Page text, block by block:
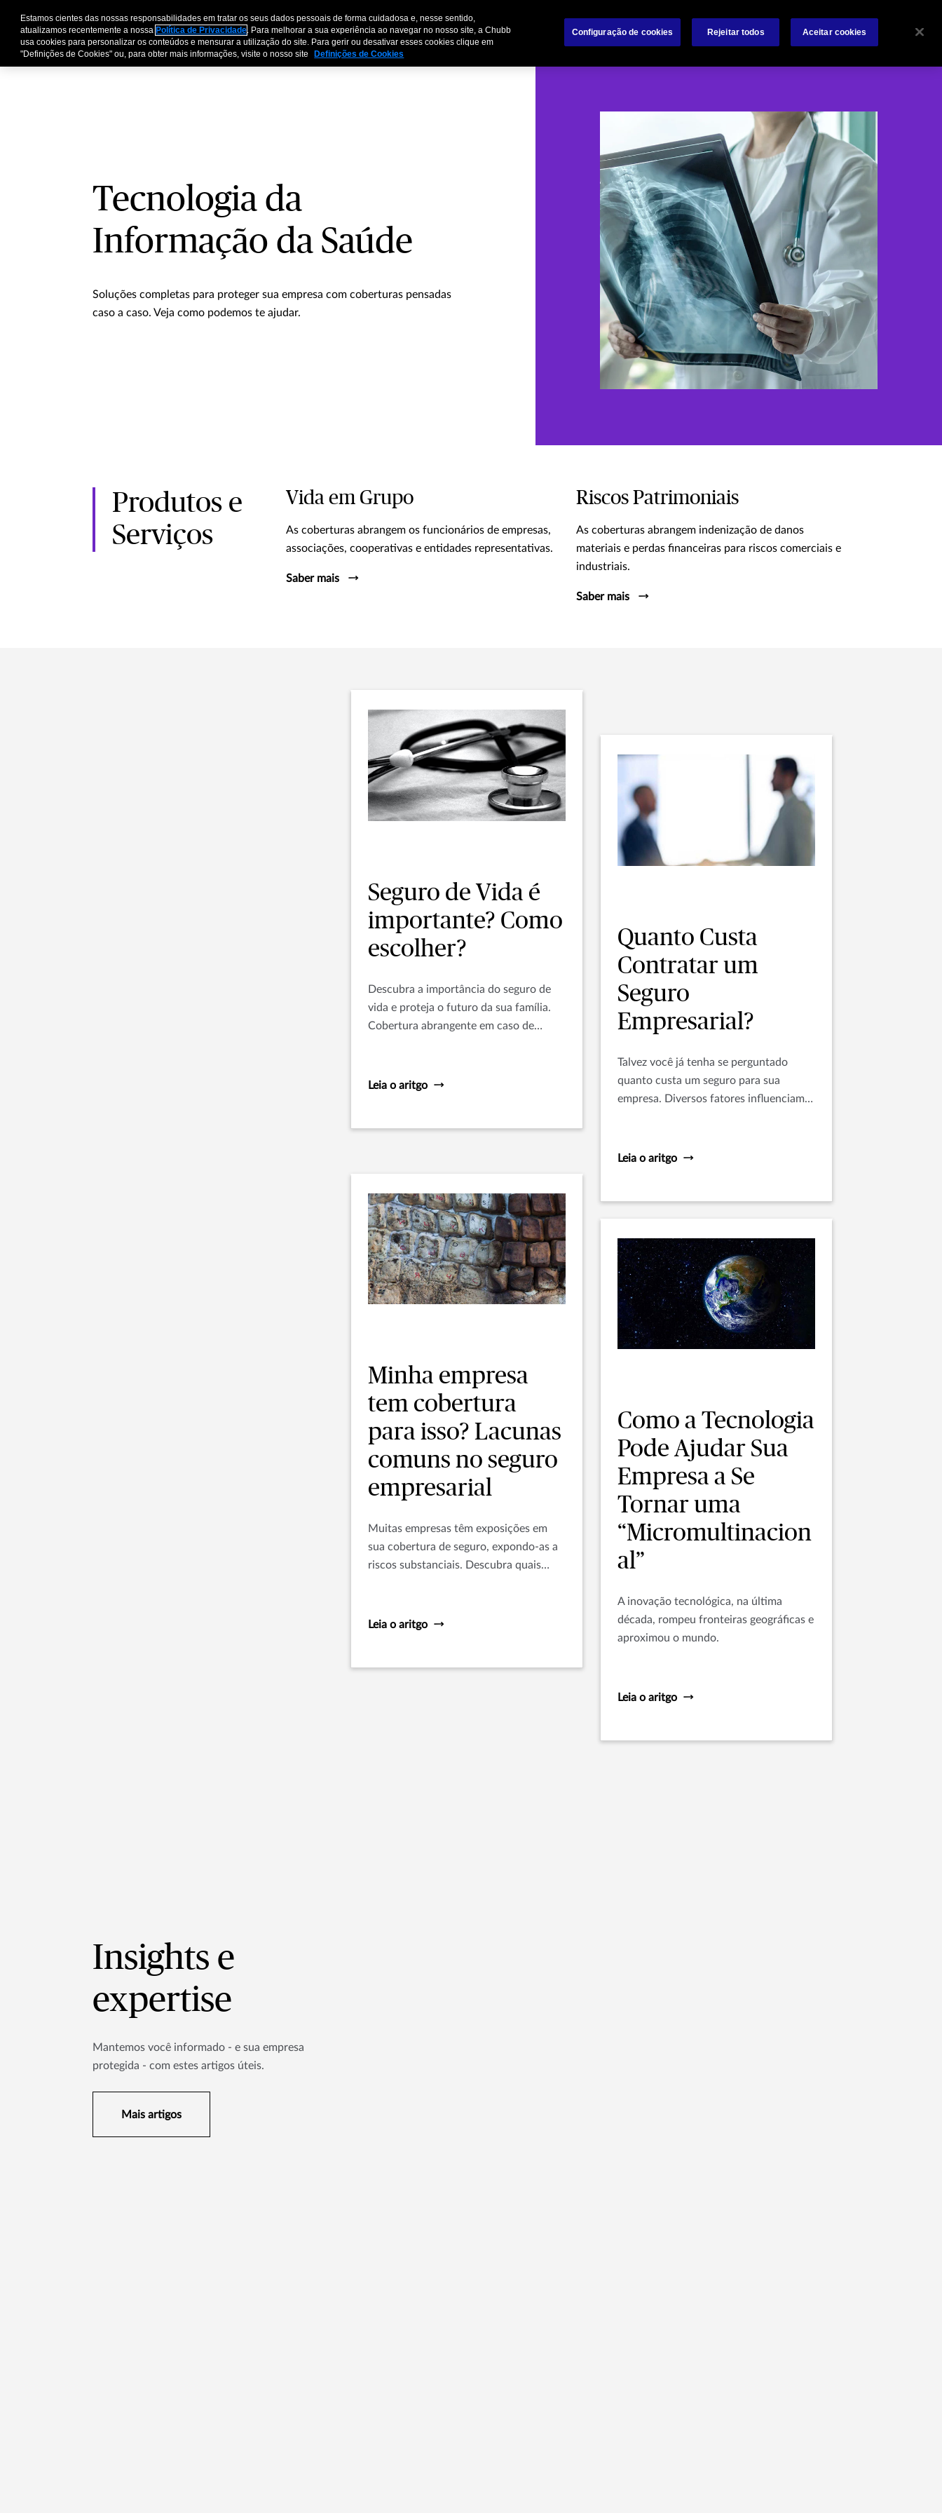
Pessoas e Família EmpresasParceiros de Negócios
Tecnologia da
Informação da Saúde
Soluções completas para proteger sua empresa com coberturas pensadas
caso a caso. Veja como podemos te ajudar.
Produtos e
Serviços
Vida em Grupo
As coberturas abrangem os funcionários de empresas,
associações, cooperativas e entidades representativas.
Saber mais
Riscos Patrimoniais
As coberturas abrangem indenização de danos
materiais e perdas financeiras para riscos comerciais e
industriais.
Saber mais
Insights e
expertise
Mantemos você informado - e sua empresa
protegida - com estes artigos úteis.
Mais artigos
Seguro de Vida é
importante? Como
escolher?
Descubra a importância do seguro de
vida e proteja o futuro da sua família.
Cobertura abrangente em caso de
segurança financeira dos seus entes
Leia o aritgo
Quanto Custa
Contratar um
Seguro
Empresarial?
Talvez você já tenha se perguntado
quanto custa um seguro para sua
empresa. Diversos fatores influenciam
Leia o aritgo
Minha empresa
tem cobertura
para isso? Lacunas
comuns no seguro
empresarial
Muitas empresas têm exposições em
sua cobertura de seguro, expondo-as a
riscos substanciais. Descubra quais
Leia o aritgo
Como a Tecnologia
Pode Ajudar Sua
Empresa a Se
Tornar uma
“Micromultinacion
al”
A inovação tecnológica, na última
década, rompeu fronteiras geográficas e
aproximou o mundo.
Leia o aritgo
Estamos cientes das nossas responsabilidades em tratar os seus dados pessoais de forma cuidadosa e, nesse sentido,
atualizamos recentemente a nossa Política de Privacidade. Para melhorar a sua experiência ao navegar no nosso site, a Chubb
usa cookies para personalizar os conteúdos e mensurar a utilização do site. Para gerir ou desativar esses cookies clique em
"Definições de Cookies" ou, para obter mais informações, visite o nosso site
Definições de Cookies
Configuração de cookies Rejeitar todos Aceitar cookies